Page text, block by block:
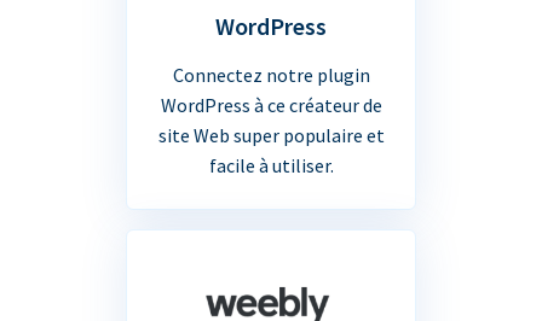
WordPress
Connectez notre plugin
WordPress à ce créateur de
site Web super populaire et
facile à utiliser.